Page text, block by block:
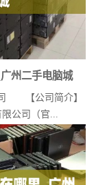
州二手电脑城
司 【公司简介】
公司（官...